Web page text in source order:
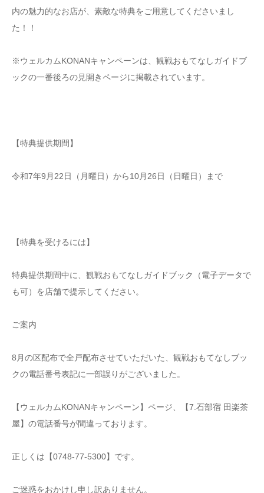
内の魅力的なお店が、素敵な特典をご用意してくださいまし
た！！
※ウェルカムKONANキャンペーンは、観戦おもてなしガイドブ
ックの一番後ろの見開きページに掲載されています。
【特典提供期間】
令和7年9月22日（月曜日）から10月26日（日曜日）まで
【特典を受けるには】
特典提供期間中に、観戦おもてなしガイドブック（電子データで
も可）を店舗で提示してください。
ご案内
8月の区配布で全戸配布させていただいた、観戦おもてなしブッ
クの電話番号表記に一部誤りがございました。
【ウェルカムKONANキャンペーン】ページ、【7.石部宿 田楽茶
屋】の電話番号が間違っております。
正しくは【0748-77-5300】です。
ご迷惑をおかけし申し訳ありません。